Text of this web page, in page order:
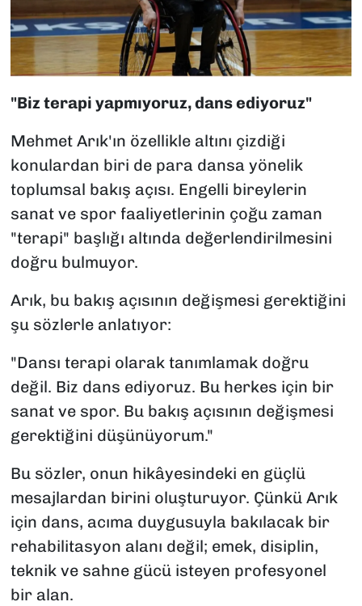
"Biz terapi yapmıyoruz, dans ediyoruz"
Mehmet Arık'ın özellikle altını çizdiği
konulardan biri de para dansa yönelik
toplumsal bakış açısı. Engelli bireylerin
sanat ve spor faaliyetlerinin çoğu zaman
"terapi" başlığı altında değerlendirilmesini
doğru bulmuyor.
Arık, bu bakış açısının değişmesi gerektiğini
şu sözlerle anlatıyor:
"Dansı terapi olarak tanımlamak doğru
değil. Biz dans ediyoruz. Bu herkes için bir
sanat ve spor. Bu bakış açısının değişmesi
gerektiğini düşünüyorum."
Bu sözler, onun hikâyesindeki en güçlü
mesajlardan birini oluşturuyor. Çünkü Arık
için dans, acıma duygusuyla bakılacak bir
rehabilitasyon alanı değil; emek, disiplin,
teknik ve sahne gücü isteyen profesyonel
bir alan.